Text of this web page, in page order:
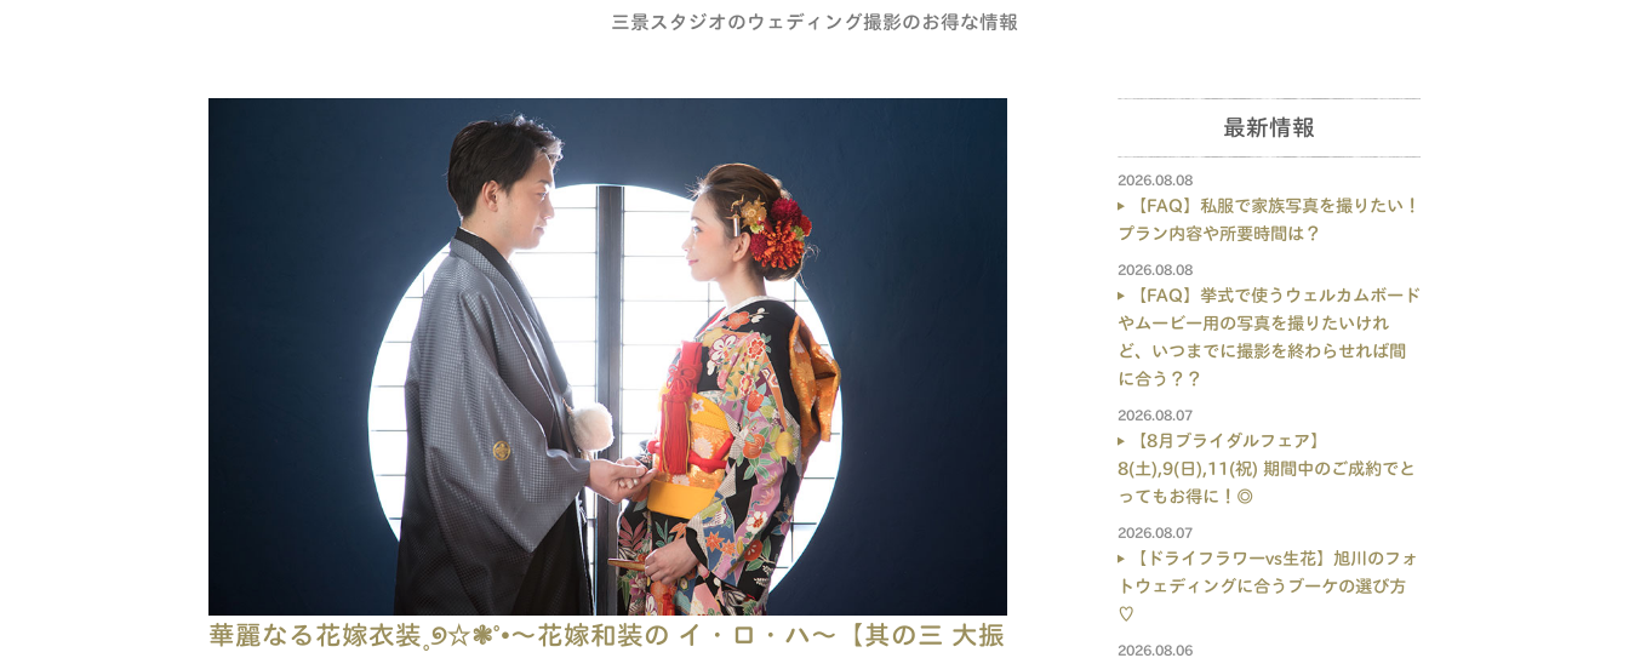
三景スタジオのウェディング撮影のお得な情報
華麗なる花嫁衣装˳୭☆❃˚•〜花嫁和装の イ・ロ・ハ〜【其の三 大振
最新情報
2026.08.08
【FAQ】私服で家族写真を撮りたい！
プラン内容や所要時間は？
2026.08.08
【FAQ】挙式で使うウェルカムボード
やムービー用の写真を撮りたいけれ
ど、いつまでに撮影を終わらせれば間
に合う？？
2026.08.07
【8月ブライダルフェア】
8(土),9(日),11(祝) 期間中のご成約でと
ってもお得に！◎
2026.08.07
【ドライフラワーvs生花】旭川のフォ
トウェディングに合うブーケの選び方
♡
2026.08.06